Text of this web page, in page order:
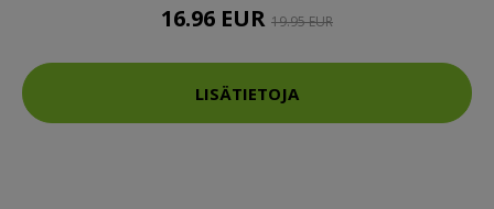
16.96 EUR 19.95 EUR
LISÄTIETOJA